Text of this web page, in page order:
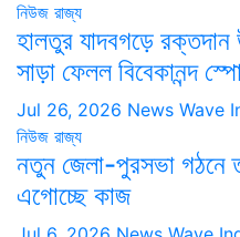
নিউজ রাজ্য
হালতুর যাদবগড়ে
সাড়া ফেলল বিবেকানন্দ
Jul 26, 2026 News Wave
নিউজ রাজ্য
নতুন জেলা-পুরসভা গঠনে
এগোচ্ছে কাজ